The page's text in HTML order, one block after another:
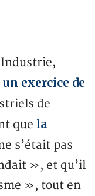
un exercice de
de
que la
s’était pas
», et qu’il
», tout en